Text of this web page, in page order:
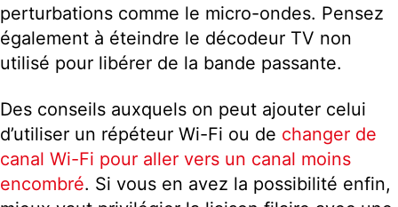
perturbations comme le micro-ondes. Pensez
également à éteindre le décodeur TV non
utilisé pour libérer de la bande passante.
Des conseils auxquels on peut ajouter celui
d’utiliser un répéteur Wi-Fi ou de changer de
canal Wi-Fi pour aller vers un canal moins
encombré. Si vous en avez la possibilité enfin,